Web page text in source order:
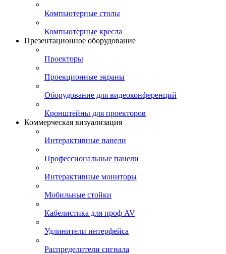
Компьютерные столы
Компьютерные кресла
Презентационное оборудование
Проекторы
Проекционные экраны
Оборудование для видеоконференций
Кронштейны для проекторов
Коммерческая визуализация
Интерактивные панели
Профессиональные панели
Интерактивные мониторы
Мобильные стойки
Кабелистика для проф AV
Удлинители интерфейса
Распределители сигнала